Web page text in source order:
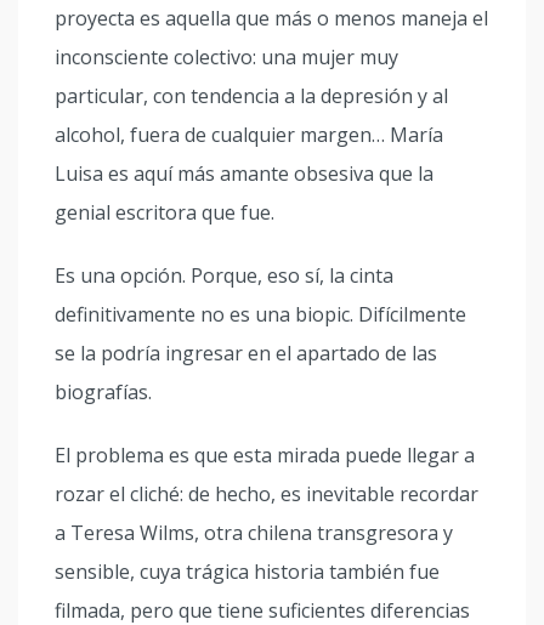
proyecta es aquella que más o menos maneja el
inconsciente colectivo: una mujer muy
particular, con tendencia a la depresión y al
alcohol, fuera de cualquier margen… María
Luisa es aquí más amante obsesiva que la
genial escritora que fue.
Es una opción. Porque, eso sí, la cinta
definitivamente no es una biopic. Difícilmente
se la podría ingresar en el apartado de las
biografías.
El problema es que esta mirada puede llegar a
rozar el cliché: de hecho, es inevitable recordar
a Teresa Wilms, otra chilena transgresora y
sensible, cuya trágica historia también fue
filmada, pero que tiene suficientes diferencias